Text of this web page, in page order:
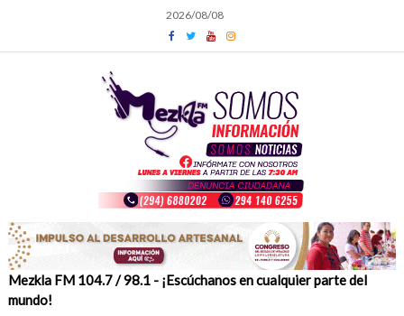
content
2026/08/08
Mezkla FM 104.7 / 98.1 - ¡Escúchanos en cualquier parte del
mundo!